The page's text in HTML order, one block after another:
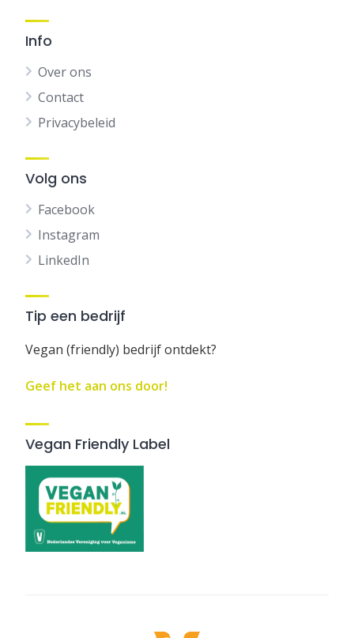
Info
Over ons
Contact
Privacybeleid
Volg ons
Facebook
Instagram
LinkedIn
Tip een bedrijf
Vegan (friendly) bedrijf ontdekt?
Geef het aan ons door!
Vegan Friendly Label